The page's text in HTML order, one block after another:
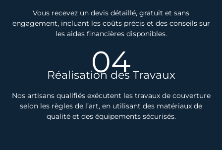
Vous recevez un devis détaillé, gratuit et sans
engagement, incluant les coûts précis et des conseils sur
les aides financières disponibles.
04
Réalisation des Travaux
Nos artisans qualifiés exécutent les travaux de couverture
selon les règles de l’art, en utilisant des matériaux de
qualité et des équipements sécurisés.